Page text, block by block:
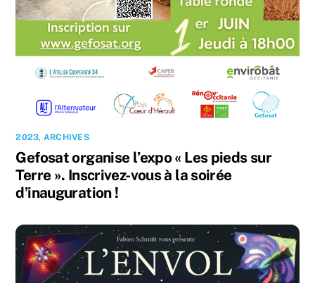
2023, ARCHIVES
Gefosat organise l’expo « Les pieds sur
Terre ». Inscrivez-vous à la soirée
d’inauguration !